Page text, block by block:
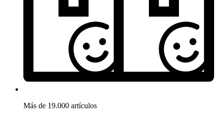
Más de 19.000 artículos